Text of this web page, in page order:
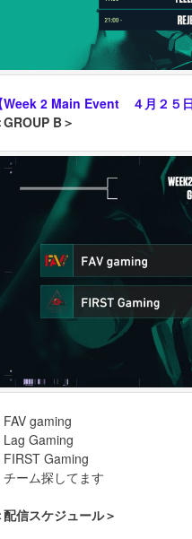
Week 2 Main Event ４月２５日
GROUP B＞
FAV gaming
Lag Gaming
FIRST Gaming
チーム探してます
配信スケジュール＞